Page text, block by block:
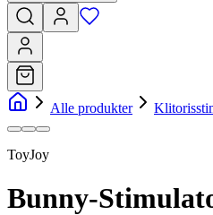
Alle produkter
ToyJoy
Bunny-